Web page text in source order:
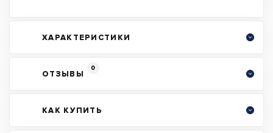
ХАРАКТЕРИСТИКИ
ОТЗЫВЫ
0
КАК КУПИТЬ